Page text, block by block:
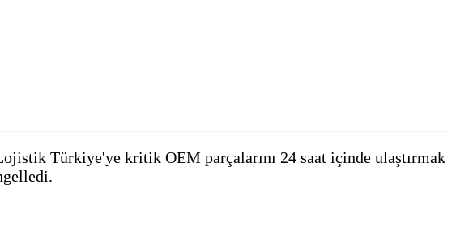
Türkiye'ye kritik OEM parçalarını 24 saat içinde ulaştırmak